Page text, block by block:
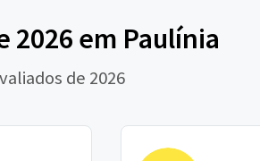
2026 em Paulínia
de 2026